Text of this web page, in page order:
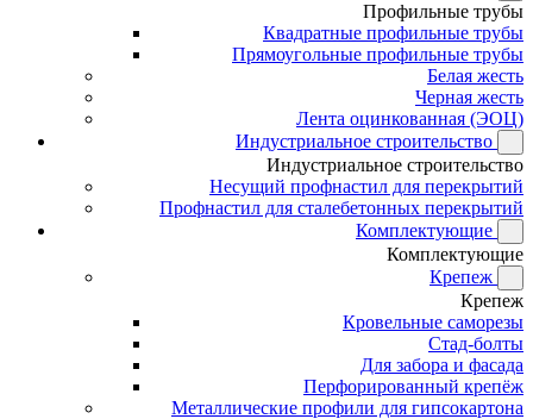
Профильные трубы
Квадратные профильные трубы
Прямоугольные профильные трубы
Белая жесть
Черная жесть
Лента оцинкованная (ЭОЦ)
Индустриальное строительство
Индустриальное строительство
Несущий профнастил для перекрытий
Профнастил для сталебетонных перекрытий
Комплектующие
Комплектующие
Крепеж
Крепеж
Кровельные саморезы
Стад-болты
Для забора и фасада
Перфорированный крепёж
Металлические профили для гипсокартона